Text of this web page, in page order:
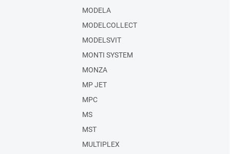
MODELA
MODELCOLLECT
MODELSVIT
MONTI SYSTEM
MONZA
MP JET
MPC
MS
MST
MULTIPLEX